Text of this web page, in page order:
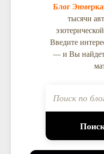
Блог
тысячи
Введите
— и Вы